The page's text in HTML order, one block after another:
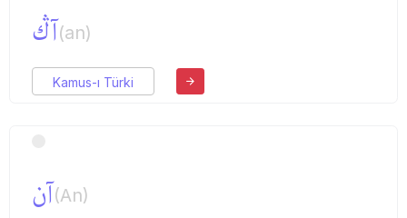
آڭ(an)
Kamus-ı Türki
آن(An)